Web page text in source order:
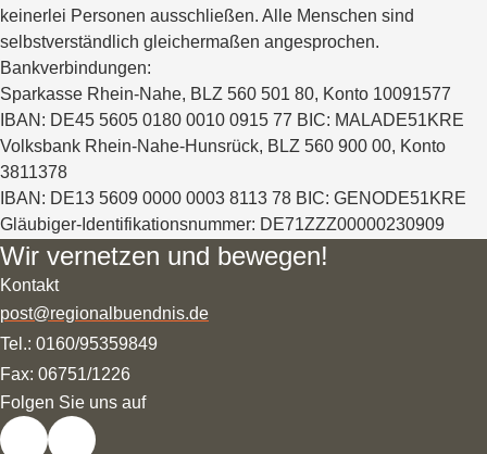
keinerlei Personen ausschließen. Alle Menschen sind
selbstverständlich gleichermaßen angesprochen.
Bankverbindungen:
Sparkasse Rhein-Nahe, BLZ 560 501 80, Konto 10091577
IBAN: DE45 5605 0180 0010 0915 77 BIC: MALADE51KRE
Volksbank Rhein-Nahe-Hunsrück, BLZ 560 900 00, Konto
3811378
IBAN: DE13 5609 0000 0003 8113 78 BIC: GENODE51KRE
Gläubiger-Identifikationsnummer: DE71ZZZ00000230909
Wir vernetzen und bewegen!
Kontakt
post@regionalbuendnis.de
Tel.: 0160/95359849
Fax: 06751/1226
Folgen Sie uns auf
Folgen Sie uns auf
Folgen Sie uns auf